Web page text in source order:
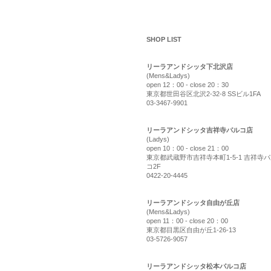
SHOP LIST
リーラアンドシッタ下北沢店
(Mens&Ladys)
open 12：00 - close 20：30
東京都世田谷区北沢2-32-8 SSビル1FA
03-3467-9901
リーラアンドシッタ吉祥寺パルコ店
(Ladys)
open 10：00 - close 21：00
東京都武蔵野市吉祥寺本町1-5-1 吉祥寺
コ2F
0422-20-4445
リーラアンドシッタ自由が丘店
(Mens&Ladys)
open 11：00 - close 20：00
東京都目黒区自由が丘1-26-13
03-5726-9057
リーラアンドシッタ松本パルコ店